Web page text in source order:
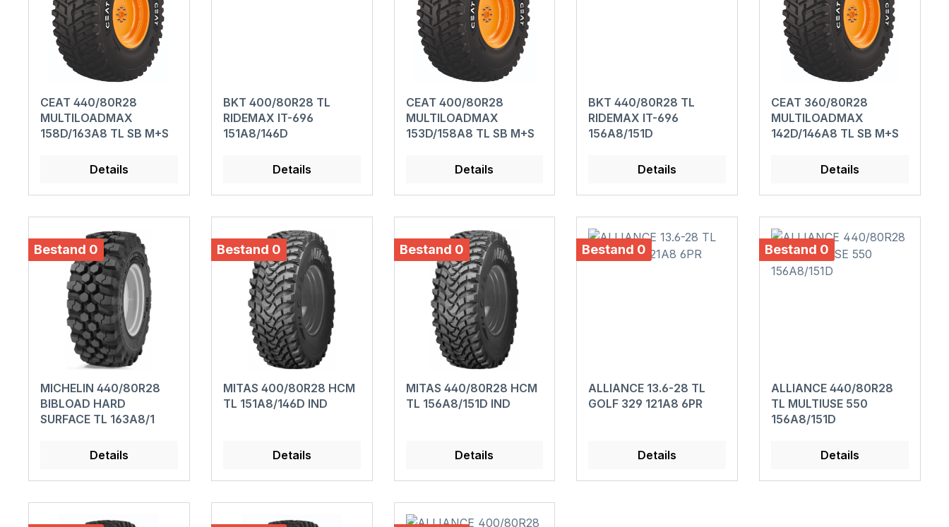
CEAT 440/80R28
MULTILOADMAX
158D/163A8 TL SB M+S
Details
BKT 400/80R28 TL
RIDEMAX IT-696
151A8/146D
Details
CEAT 400/80R28
MULTILOADMAX
153D/158A8 TL SB M+S
Details
BKT 440/80R28 TL
RIDEMAX IT-696
156A8/151D
Details
CEAT 360/80R28
MULTILOADMAX
142D/146A8 TL SB M+S
Details
Bestand 0
MICHELIN 440/80R28
BIBLOAD HARD
SURFACE TL 163A8/1
Details
Bestand 0
MITAS 400/80R28 HCM
TL 151A8/146D IND
Details
Bestand 0
MITAS 440/80R28 HCM
TL 156A8/151D IND
Details
Bestand 0
ALLIANCE 13.6-28 TL
GOLF 329 121A8 6PR
Details
Bestand 0
ALLIANCE 440/80R28
TL MULTIUSE 550
156A8/151D
Details